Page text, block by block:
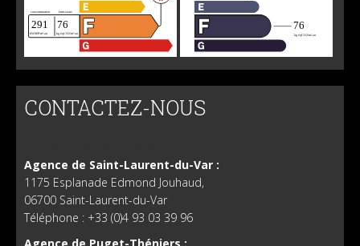
CONTACTEZ-NOUS
Agence de Saint-Laurent-du-Var :
1175 Esplanade Edmond Jouhaud,
06700 Saint-Laurent-du-Var
Téléphone : +33 (0)4 93 03 39 96